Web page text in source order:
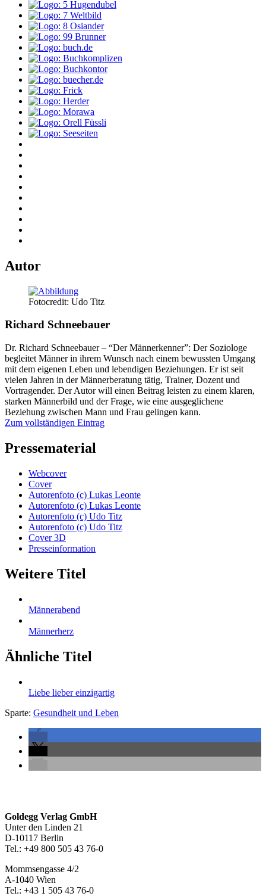
Autor
Fotocredit: Udo Titz
Richard Schneebauer
Dr. Richard Schneebauer – “Der Männerkenner”: Der Soziologe
begleitet Männer in ihrem Wunsch nach einem bewussten Umgang
mit dem eigenen Leben und lebendigen Beziehungen. Er ist seit
vielen Jahren in der Männerberatung tätig, Trainer, Dozent und
Vortragender. Der Autor will einen Beitrag leisten zu einem klaren,
starken Männerbild und der Frage, wie eine ausgeglichene
Beziehung zwischen Mann und Frau gelingen kann.
Zum vollständigen Eintrag
Pressematerial
Webcover
Cover
Autorenfoto (c) Lukas Leonte
Autorenfoto (c) Lukas Leonte
Autorenfoto (c) Udo Titz
Autorenfoto (c) Udo Titz
Cover 3D
Presseinformation
Weitere Titel
Männerabend
Männerherz
Ähnliche Titel
Liebe lieber einzigartig
Sparte: Gesundheit und Leben
Footer-
Section
Goldegg Verlag GmbH
Unter den Linden 21
D-10117 Berlin
Tel.: +49 800 505 43 76-0
Mommsengasse 4/2
A-1040 Wien
Tel.: +43 1 505 43 76-0